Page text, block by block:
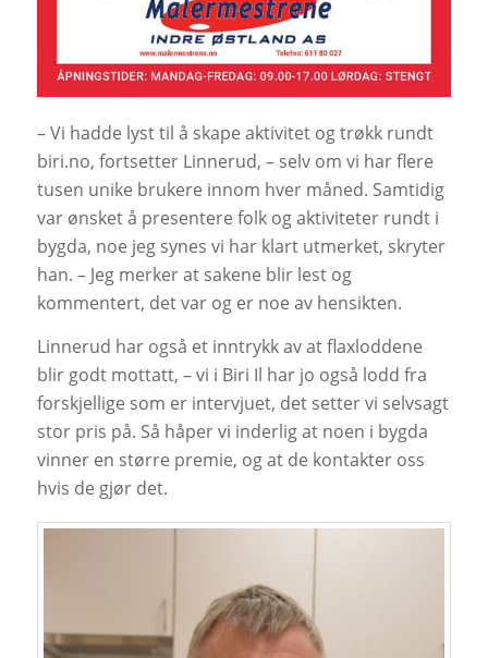
– Vi hadde lyst til å skape aktivitet og trøkk rundt
biri.no, fortsetter Linnerud, – selv om vi har flere
tusen unike brukere innom hver måned. Samtidig
var ønsket å presentere folk og aktiviteter rundt i
bygda, noe jeg synes vi har klart utmerket, skryter
han. – Jeg merker at sakene blir lest og
kommentert, det var og er noe av hensikten.
Linnerud har også et inntrykk av at flaxloddene
blir godt mottatt, – vi i Biri Il har jo også lodd fra
forskjellige som er intervjuet, det setter vi selvsagt
stor pris på. Så håper vi inderlig at noen i bygda
vinner en større premie, og at de kontakter oss
hvis de gjør det.